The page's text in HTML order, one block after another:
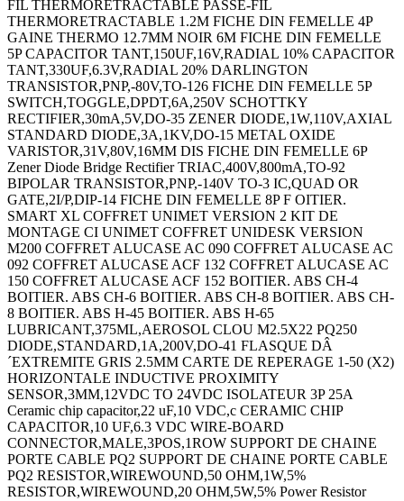
FIL THERMORETRACTABLE PASSE-FIL
THERMORETRACTABLE 1.2M FICHE DIN FEMELLE 4P
GAINE THERMO 12.7MM NOIR 6M FICHE DIN FEMELLE
5P CAPACITOR TANT,150UF,16V,RADIAL 10% CAPACITOR
TANT,330UF,6.3V,RADIAL 20% DARLINGTON
TRANSISTOR,PNP,-80V,TO-126 FICHE DIN FEMELLE 5P
SWITCH,TOGGLE,DPDT,6A,250V SCHOTTKY
RECTIFIER,30mA,5V,DO-35 ZENER DIODE,1W,110V,AXIAL
STANDARD DIODE,3A,1KV,DO-15 METAL OXIDE
VARISTOR,31V,80V,16MM DIS FICHE DIN FEMELLE 6P
Zener Diode Bridge Rectifier TRIAC,400V,800mA,TO-92
BIPOLAR TRANSISTOR,PNP,-140V TO-3 IC,QUAD OR
GATE,2I/P,DIP-14 FICHE DIN FEMELLE 8P F OITIER.
SMART XL COFFRET UNIMET VERSION 2 KIT DE
MONTAGE CI UNIMET COFFRET UNIDESK VERSION
M200 COFFRET ALUCASE AC 090 COFFRET ALUCASE AC
092 COFFRET ALUCASE ACF 132 COFFRET ALUCASE AC
150 COFFRET ALUCASE ACF 152 BOITIER. ABS CH-4
BOITIER. ABS CH-6 BOITIER. ABS CH-8 BOITIER. ABS CH-
8 BOITIER. ABS H-45 BOITIER. ABS H-65
LUBRICANT,375ML,AEROSOL CLOU M2.5X22 PQ250
DIODE,STANDARD,1A,200V,DO-41 FLASQUE DÂ
´EXTREMITE GRIS 2.5MM CARTE DE REPERAGE 1-50 (X2)
HORIZONTALE INDUCTIVE PROXIMITY
SENSOR,3MM,12VDC TO 24VDC ISOLATEUR 3P 25A
Ceramic chip capacitor,22 uF,10 VDC,c CERAMIC CHIP
CAPACITOR,10 UF,6.3 VDC WIRE-BOARD
CONNECTOR,MALE,3POS,1ROW SUPPORT DE CHAINE
PORTE CABLE PQ2 SUPPORT DE CHAINE PORTE CABLE
PQ2 RESISTOR,WIREWOUND,50 OHM,1W,5%
RESISTOR,WIREWOUND,20 OHM,5W,5% Power Resistor